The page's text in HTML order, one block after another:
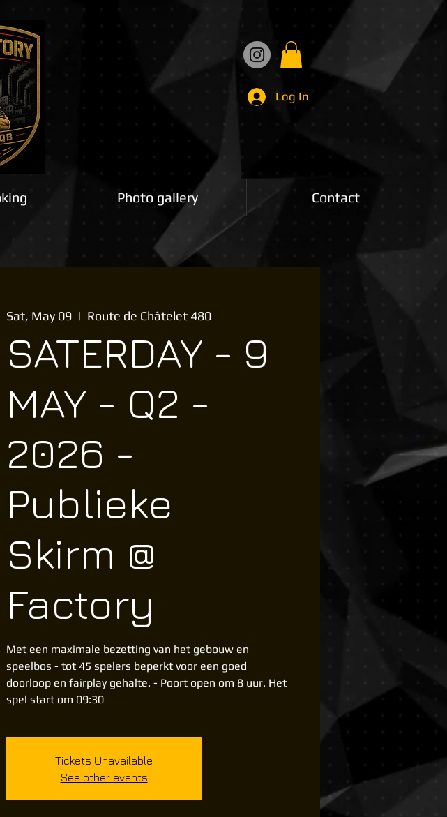
Log In
Photo gallery Contact
Sat, May 09
  |
Route de Châtelet 480
SATERDAY - 9
MAY - Q2 -
2026 -
Publieke
Skirm @
Factory
Met een maximale bezetting van het gebouw en
speelbos - tot 45 spelers beperkt voor een goed
doorloop en fairplay gehalte. - Poort open om 8 uur. Het
spel start om 09:30
Tickets Unavailable
See other events